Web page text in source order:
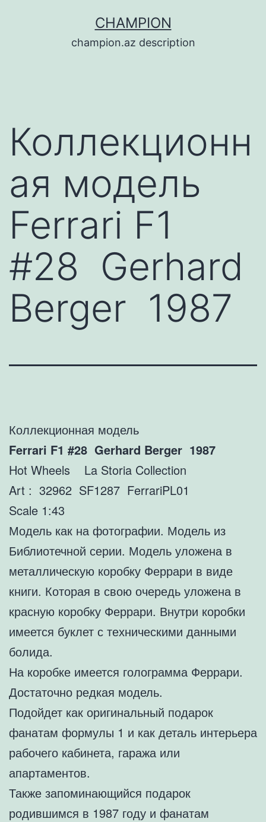
содержимому
CHAMPION
champion.az description
Коллекционн
ая модель
Ferrari F1
#28 Gerhard
Berger 1987
Коллекционная модель
Ferrari F1 #28 Gerhard Berger 1987
Hot Wheels La Storia Collection
Art : 32962 SF1287 FerrariPL01
Scale 1:43
Модель как на фотографии. Модель из
Библиотечной серии. Модель уложена в
металлическую коробку Феррари в виде
книги. Которая в свою очередь уложена в
красную коробку Феррари. Внутри коробки
имеется буклет с техническими данными
болида.
На коробке имеется голограмма Феррари.
Достаточно редкая модель.
Подойдет как оригинальный подарок
фанатам формулы 1 и как деталь интерьера
рабочего кабинета, гаража или
апартаментов.
Также запоминающийся подарок
родившимся в 1987 году и фанатам